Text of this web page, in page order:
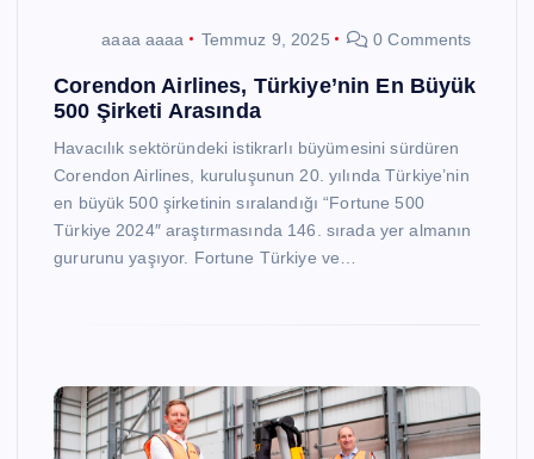
aaaa aaaa Temmuz 9, 2025 0 Comments
Corendon Airlines, Türkiye’nin En Büyük
500 Şirketi Arasında
Havacılık sektöründeki istikrarlı büyümesini sürdüren
Corendon Airlines, kuruluşunun 20. yılında Türkiye’nin
en büyük 500 şirketinin sıralandığı “Fortune 500
Türkiye 2024″ araştırmasında 146. sırada yer almanın
gururunu yaşıyor. Fortune Türkiye ve…